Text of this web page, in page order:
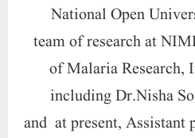
National Open
team of research at
of Malaria Research,
including Dr.Nisha
and at present, Assistant